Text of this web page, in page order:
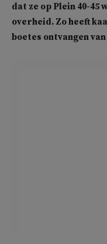
dat ze op Plein 40-45
overheid. Zo heeft
boetes ontvangen